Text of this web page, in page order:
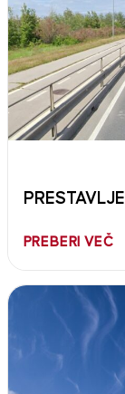
PREBERI VEČ